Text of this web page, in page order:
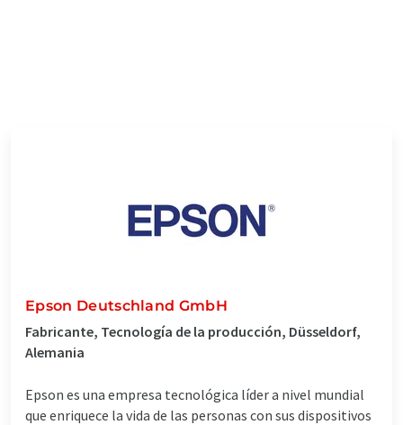
Epson Deutschland GmbH
Fabricante, Tecnología de la producción, Düsseldorf,
Alemania
Epson es una empresa tecnológica líder a nivel mundial
que enriquece la vida de las personas con sus dispositivos